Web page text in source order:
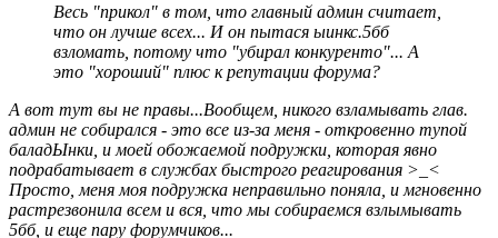
Весь "прикол" в том, что главный админ считает,
что он лучше всех... И он пытася ыинкс.5бб
взломать, потому что "убирал конкуренто"... А
это "хороший" плюс к репутации форума?
А вот тут вы не правы...Вообщем, никого взламывать глав.
админ не собирался - это все из-за меня - откровенно тупой
баладЫнки, и моей обожаемой подружки, которая явно
подрабатывает в службах быстрого реагирования >_<
Просто, меня моя подружка неправильно поняла, и мгновенно
растрезвонила всем и вся, что мы собираемся взлымывать
5бб, и еще пару форумчиков...